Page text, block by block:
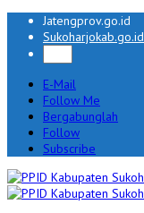
Jatengprov.go.id
Sukoharjokab.go.id
E-Mail
Follow Me
Bergabunglah
Follow
Subscribe